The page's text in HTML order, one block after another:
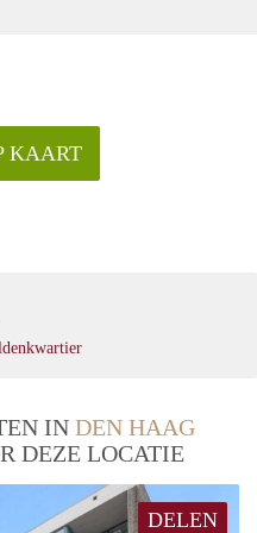
KAART
IN DEN HAAG
DEZE LOCATIE
DELEN